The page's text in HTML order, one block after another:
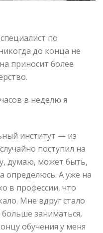
по
до конца не
приносит более
в неделю я
институт — из
поступил на
думаю, может быть,
определюсь. А уже на
в профессии, что
Мне вдруг стало
заниматься,
обучения у меня